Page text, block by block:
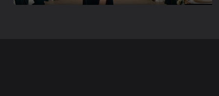
cloche.
genoux.